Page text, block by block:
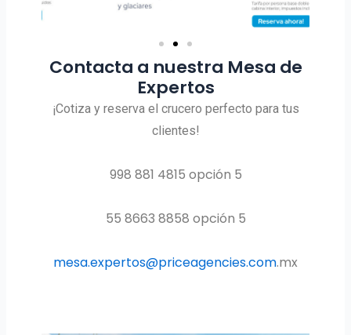
Contacta a nuestra Mesa de
Expertos
¡Cotiza y reserva el crucero perfecto para tus
clientes!
998 881 4815 opción 5
55 8663 8858 opción 5
mesa.expertos@priceagencies.com.mx